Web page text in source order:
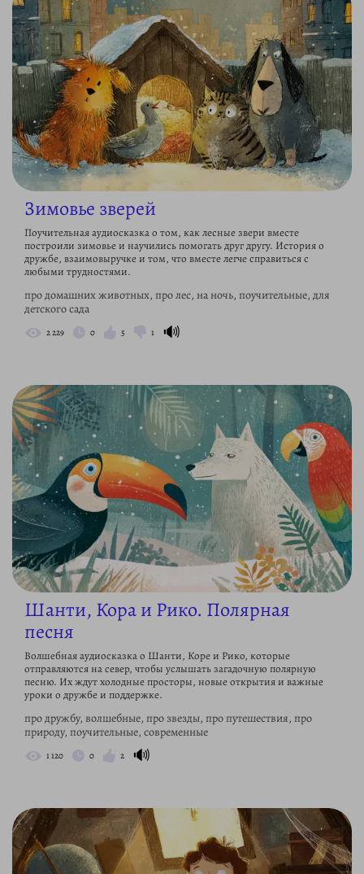
Зимовье зверей
Поучительная аудиосказка о том, как лесные звери вместе
построили зимовье и научились помогать друг другу. История о
дружбе, взаимовыручке и том, что вместе легче справиться с
любыми трудностями.
про домашних животных, про лес, на ночь, поучительные, для
детского сада
2 229 0 5 1 🔊
Шанти, Кора и Рико. Полярная
песня
Волшебная аудиосказка о Шанти, Коре и Рико, которые
отправляются на север, чтобы услышать загадочную полярную
песню. Их ждут холодные просторы, новые открытия и важные
уроки о дружбе и поддержке.
про дружбу, волшебные, про звезды, про путешествия, про
природу, поучительные, современные
1 120 0 2 🔊